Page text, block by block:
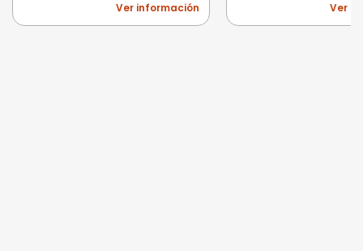
Ver información
Ver